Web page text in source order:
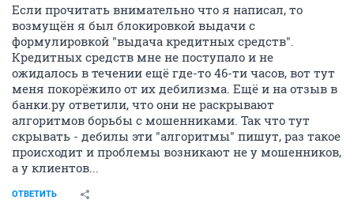
Если прочитать внимательно что я написал, то
возмущён я был блокировкой выдачи с
формулировкой "выдача кредитных средств".
Кредитных средств мне не поступало и не
ожидалось в течении ещё где-то 46-ти часов, вот тут
меня покорёжило от их дебилизма. Ещё и на отзыв в
банки.ру ответили, что они не раскрывают
алгоритмов борьбы с мошенниками. Так что тут
скрывать - дебилы эти "алгоритмы" пишут, раз такое
происходит и проблемы возникают не у мошенников,
а у клиентов...
ОТВЕТИТЬ